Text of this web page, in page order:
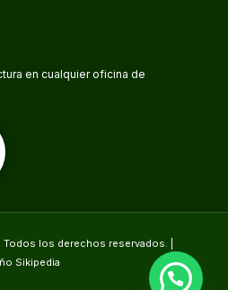
en cualquier oficina de
los derechos reservados. |
Sikipedia